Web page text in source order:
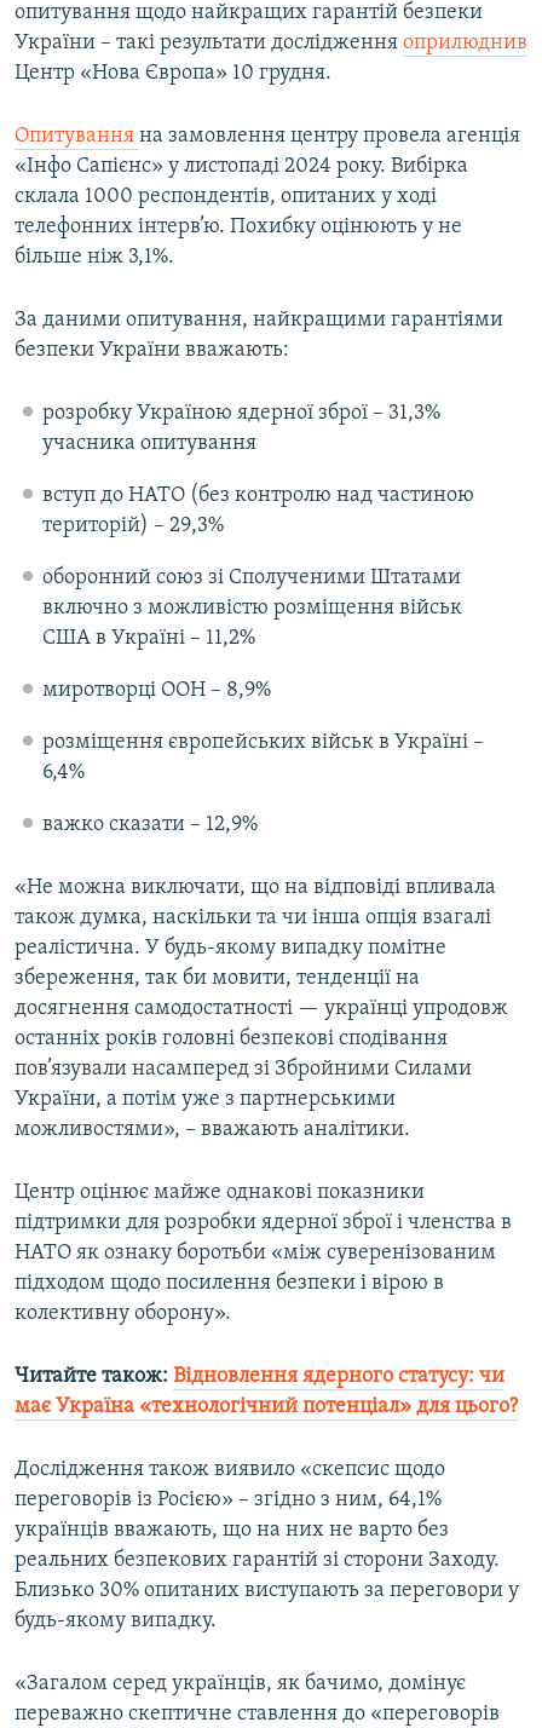
Усі сайти RFE/RL
опитування щодо найкращих гарантій безпеки
України – такі результати дослідження оприлюднив
Центр «Нова Європа» 10 грудня.
Опитування на замовлення центру провела агенція
«Інфо Сапієнс» у листопаді 2024 року. Вибірка
склала 1000 респондентів, опитаних у ході
телефонних інтерв’ю. Похибку оцінюють у не
більше ніж 3,1%.
За даними опитування, найкращими гарантіями
безпеки України вважають:
розробку Україною ядерної зброї – 31,3%
учасника опитування
вступ до НАТО (без контролю над частиною
територій) – 29,3%
оборонний союз зі Сполученими Штатами
включно з можливістю розміщення військ
США в Україні – 11,2%
миротворці ООН – 8,9%
розміщення європейських військ в Україні –
6,4%
важко сказати – 12,9%
«Не можна виключати, що на відповіді впливала
також думка, наскільки та чи інша опція взагалі
реалістична. У будь-якому випадку помітне
збереження, так би мовити, тенденції на
досягнення самодостатності — українці упродовж
останніх років головні безпекові сподівання
пов’язували насамперед зі Збройними Силами
України, а потім уже з партнерськими
можливостями», – вважають аналітики.
Центр оцінює майже однакові показники
підтримки для розробки ядерної зброї і членства в
НАТО як ознаку боротьби «між суверенізованим
підходом щодо посилення безпеки і вірою в
колективну оборону».
Читайте також: Відновлення ядерного статусу: чи
має Україна «технологічний потенціал» для цього?
Дослідження також виявило «скепсис щодо
переговорів із Росією» – згідно з ним, 64,1%
українців вважають, що на них не варто без
реальних безпекових гарантій зі сторони Заходу.
Близько 30% опитаних виступають за переговори у
будь-якому випадку.
«Загалом серед українців, як бачимо, домінує
переважно скептичне ставлення до «переговорів